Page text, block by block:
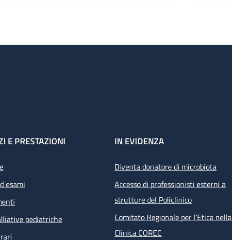
E PRESTAZIONI
esami
pediatriche
IN EVIDENZA
Diventa donatore di microbiota
Accesso di professionisti esterni a
strutture del Policlinico
Comitato Regionale per l’Etica nella
Clinica COREC